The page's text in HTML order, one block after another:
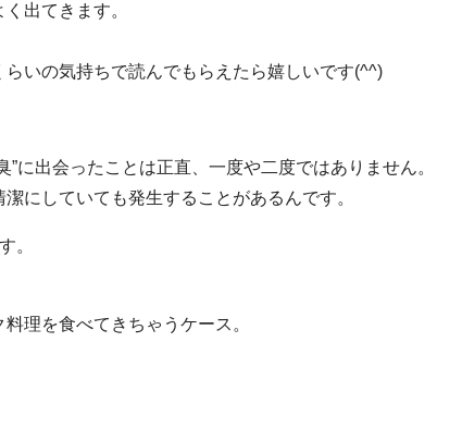
出てきます。
いの気持ちで読んでもらえたら嬉しいです(^^)
に出会ったことは正直、一度や二度ではありません。
にしていても発生することがあるんです。
。
理を食べてきちゃうケース。